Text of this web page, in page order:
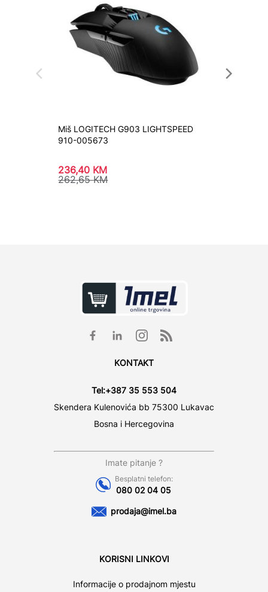
Miš LOGITECH G903 LIGHTSPEED
910-005673
236,40 KM
262,65KM
KONTAKT
Tel:+387 35 553 504
Skendera Kulenovića bb 75300 Lukavac
Bosna i Hercegovina
Imate pitanje ?
Besplatni telefon:
080 02 04 05
prodaja@imel.ba
KORISNI LINKOVI
Informacije o prodajnom mjestu